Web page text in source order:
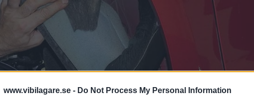
www.vibilagare.se - Do Not Process My Personal Information